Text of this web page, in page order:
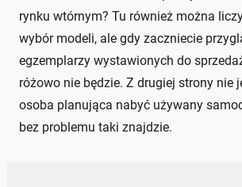
rynku wtórnym? Tu również można
wybór modeli, ale gdy zaczniecie
egzemplarzy wystawionych do
różowo nie będzie. Z drugiej strony nie
osoba planująca nabyć używany
bez problemu taki znajdzie.